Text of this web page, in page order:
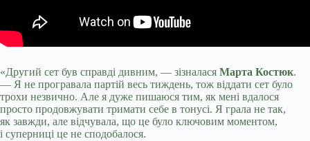
«Другий сет був справді дивним, — зізналася Марта Костюк.
— Я не програвала партій весь тиждень, тож віддати сет було
трохи незвично. Але я дуже пишаюся тим, як мені вдалося
просто продовжувати тримати себе в тонусі. Я грала не так,
як завжди, але відчувала, що це було ключовим моментом,
і суперниці це не сподобалося.